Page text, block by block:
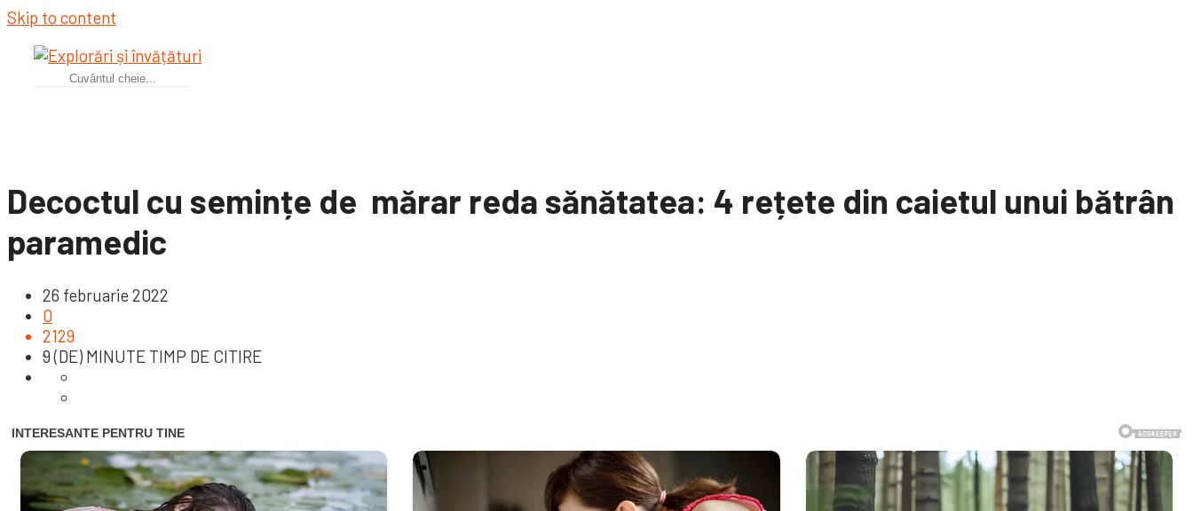
Skip to content
Decoctul cu semințe de mărar reda sănătatea: 4 rețete din caietul unui bătrân
paramedic
26 februarie 2022
0
2129
9 (DE) MINUTE TIMP DE CITIRE